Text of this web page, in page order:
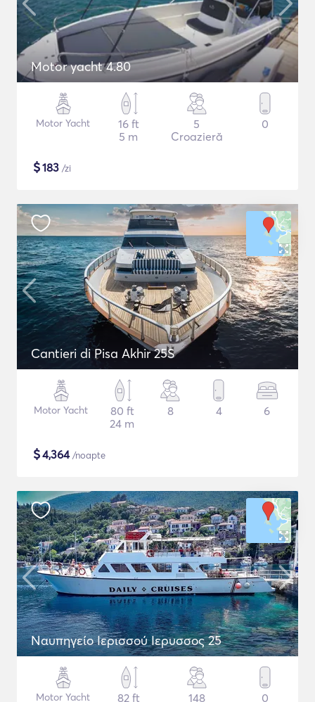
Motor yacht 4.80
Motor Yacht
16 ft
5 m
5
Croazieră
0
$183 /zi
Cantieri di Pisa Akhir 25S
Motor Yacht
80 ft
24 m
8 4 6
$4,364/noapte
Ναυπηγείο Ιερισσού Ιερυσσος 25
Motor Yacht
82 ft
148
0